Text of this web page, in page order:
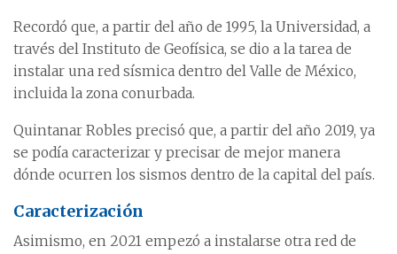
Recordó que, a partir del año de 1995, la Universidad, a
través del Instituto de Geofísica, se dio a la tarea de
instalar una red sísmica dentro del Valle de México,
incluida la zona conurbada.
Quintanar Robles precisó que, a partir del año 2019, ya
se podía caracterizar y precisar de mejor manera
dónde ocurren los sismos dentro de la capital del país.
Caracterización
Asimismo, en 2021 empezó a instalarse otra red de